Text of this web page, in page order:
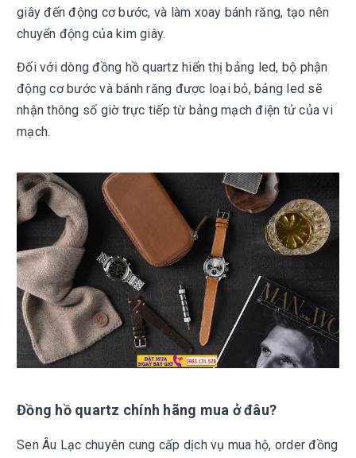
giây đến động cơ bước, và làm xoay bánh răng, tạo nên
chuyển động của kim giây.
Đối với dòng đồng hồ quartz hiển thị bảng led, bộ phận
động cơ bước và bánh răng được loại bỏ, bảng led sẽ
nhận thông số giờ trực tiếp từ bảng mạch điện tử của vi
mạch.
Đồng hồ quartz chính hãng mua ở đâu?
Sen Âu Lạc chuyên cung cấp dịch vụ mua hộ, order đồng